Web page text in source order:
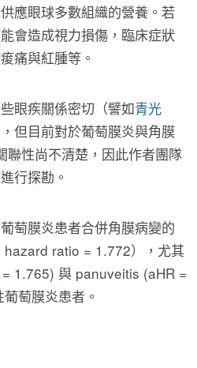
應眼球多數組織的營養。若
會造成視力損傷，臨床症狀
痛與紅腫等。
眼疾關係密切（譬如青光
，但目前對於葡萄膜炎與角膜
性尚不清楚，因此作者團隊
行探勘。
萄膜炎患者合併角膜病變的
ratio = 1.772），尤其
1.765) 與 panuveitis (aHR =
萄膜炎患者。